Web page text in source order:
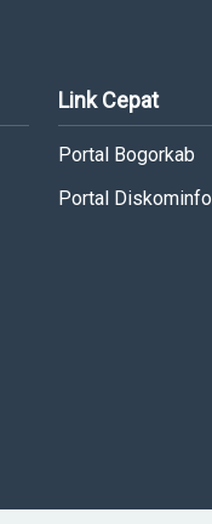
Link Cepat
Portal Bogorkab
Portal Diskominfo